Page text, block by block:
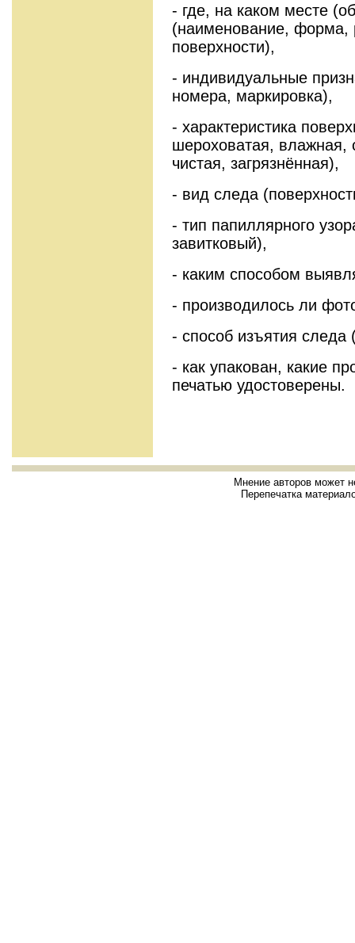
- где, на каком месте
(наименование, форма,
поверхности),
- индивидуальные
номера, маркировка),
- характеристика
шероховатая, влажная,
чистая, загрязнённая),
- вид следа
- тип папиллярного
завитковый),
- каким способом
- производилось ли
- способ изъятия следа
- как упакован, какие
печатью удостоверены.
Мнение авторов может
Перепечатка